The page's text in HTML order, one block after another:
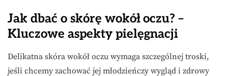
Jak dbać o skórę wokół oczu? –
Kluczowe aspekty pielęgnacji
Delikatna skóra wokół oczu wymaga szczególnej troski,
jeśli chcemy zachować jej młodzieńczy wygląd i zdrowy